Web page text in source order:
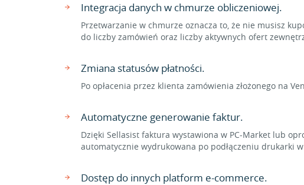
Integracja danych w chmurze obliczeniowej.
Przetwarzanie w chmurze oznacza to, że nie musisz
do liczby zamówień oraz liczby aktywnych ofert
Zmiana statusów płatności.
Po opłacenia przez klienta zamówienia złożonego na
Automatyczne generowanie faktur.
Dzięki Sellasist faktura wystawiona w PC-Market lub
automatycznie wydrukowana po podłączeniu drukarki
Dostęp do innych platform e-commerce.